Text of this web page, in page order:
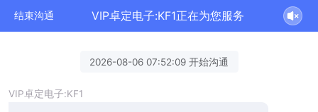
结束沟通 VIP卓定电子:KF1正在为您服务
2026-08-06 07:52:09 开始沟通
VIP卓定电子:KF1